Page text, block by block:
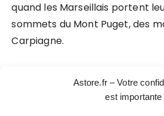
Astore.fr – Votre
est importante
quand les Marseillais portent
sommets du Mont Puget, des
Carpiagne.
Le cycle des saisons